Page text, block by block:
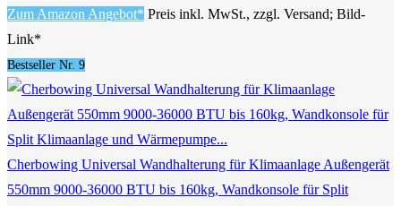
Zum Amazon Angebot* Preis inkl. MwSt., zzgl. Versand; Bild-
Link*
Bestseller Nr. 9
Cherbowing Universal Wandhalterung für Klimaanlage Außengerät
550mm 9000-36000 BTU bis 160kg, Wandkonsole für Split